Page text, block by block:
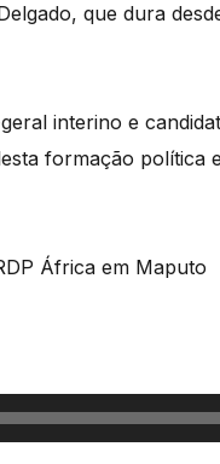
que dura
interino e
formação
África em Maputo